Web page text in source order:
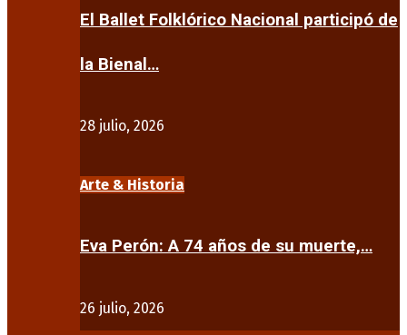
El Ballet Folklórico Nacional participó de
la Bienal…
28 julio, 2026
Arte & Historia
Eva Perón: A 74 años de su muerte,…
26 julio, 2026